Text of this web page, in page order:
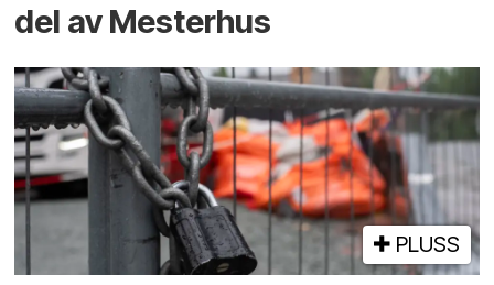
del av Mesterhus
PLUSS